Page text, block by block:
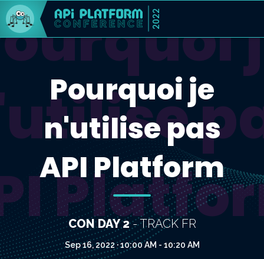
2022
Pourquoi je
n'utilise pas
API Platform
CON DAY 2- TRACK FR
Sep 16, 2022 · 10:00 AM - 10:20 AM